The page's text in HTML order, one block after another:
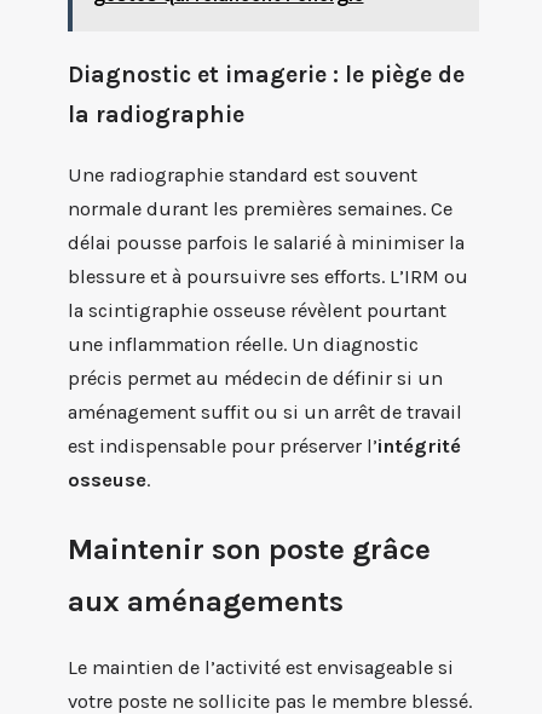
Diagnostic et imagerie : le piège de
la radiographie
Une radiographie standard est souvent
normale durant les premières semaines. Ce
délai pousse parfois le salarié à minimiser la
blessure et à poursuivre ses efforts. L’IRM ou
la scintigraphie osseuse révèlent pourtant
une inflammation réelle. Un diagnostic
précis permet au médecin de définir si un
aménagement suffit ou si un arrêt de travail
est indispensable pour préserver l’intégrité
osseuse.
Maintenir son poste grâce
aux aménagements
Le maintien de l’activité est envisageable si
votre poste ne sollicite pas le membre blessé.